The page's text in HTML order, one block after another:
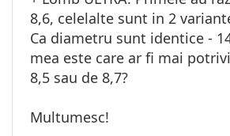
8,6, celelalte sunt in 2
Ca diametru sunt identice -
mea este care ar fi mai
8,5 sau de 8,7?
Multumesc!